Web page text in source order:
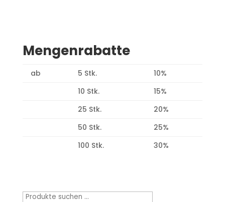
Mengenrabatte
ab 5 Stk.
10%
10 Stk.
15%
25 Stk.
20%
50 Stk.
25%
100 Stk.
30%
Suchen